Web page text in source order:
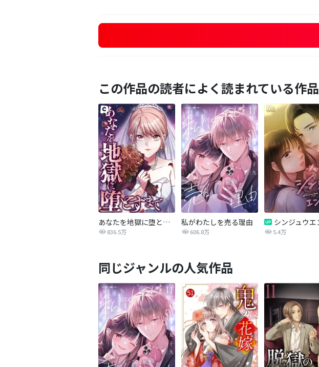
この作品の読者によく読まれている作品
あなたを地獄に堕とすまで
836.5万
私がわたしを売る理由
606.8万 5.4万
同じジャンルの人気作品